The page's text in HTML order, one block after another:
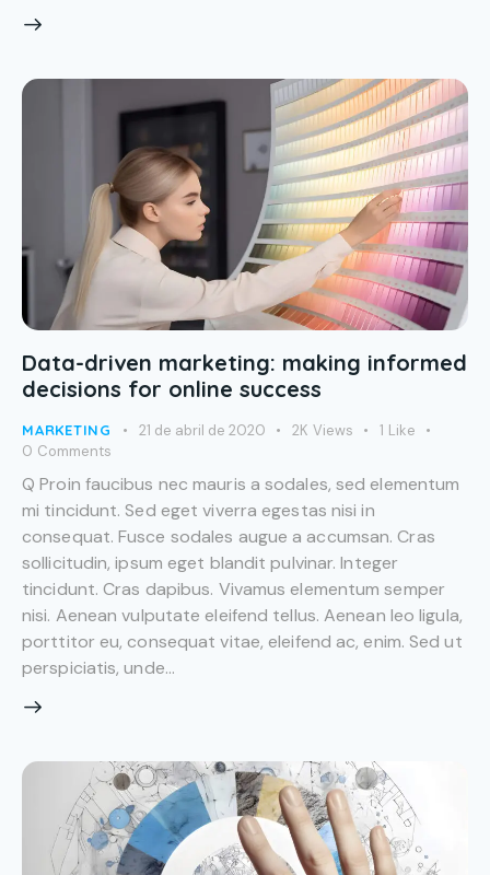
Data-driven marketing: making informed
decisions for online success
MARKETING 21 de abril de 2020 2K Views 1 Like
0 Comments
Q Proin faucibus nec mauris a sodales, sed elementum
mi tincidunt. Sed eget viverra egestas nisi in
consequat. Fusce sodales augue a accumsan. Cras
sollicitudin, ipsum eget blandit pulvinar. Integer
tincidunt. Cras dapibus. Vivamus elementum semper
nisi. Aenean vulputate eleifend tellus. Aenean leo ligula,
porttitor eu, consequat vitae, eleifend ac, enim. Sed ut
perspiciatis, unde…